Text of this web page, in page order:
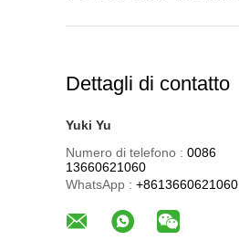
Dettagli di contatto
Yuki Yu
Numero di telefono : 0086
13660621060
WhatsApp : +8613660621060